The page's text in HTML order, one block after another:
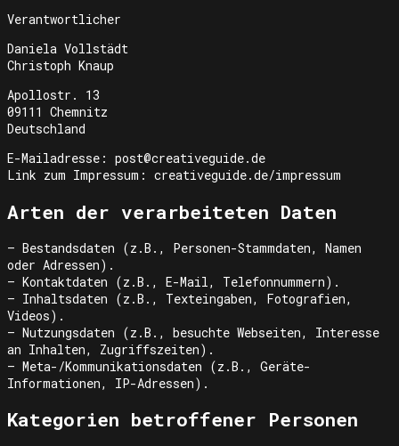
Verantwortlicher
Daniela Vollstädt
Christoph Knaup
Apollostr. 13
09111 Chemnitz
Deutschland
E-Mailadresse: post@creativeguide.de
Link zum Impressum: creativeguide.de/impressum
Arten der verarbeiteten Daten
– Bestandsdaten (z.B., Personen-Stammdaten, Namen
oder Adressen).
– Kontaktdaten (z.B., E-Mail, Telefonnummern).
– Inhaltsdaten (z.B., Texteingaben, Fotografien,
Videos).
– Nutzungsdaten (z.B., besuchte Webseiten, Interesse
an Inhalten, Zugriffszeiten).
– Meta-/Kommunikationsdaten (z.B., Geräte-
Informationen, IP-Adressen).
Kategorien betroffener Personen